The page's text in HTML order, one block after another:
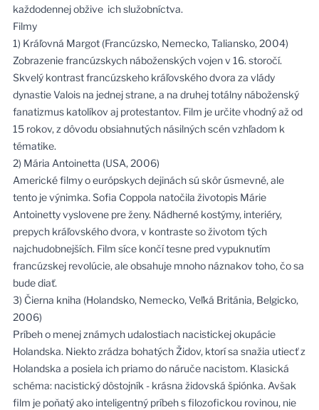
každodennej obžive ich služobníctva.
Filmy
1) Kráľovná Margot (Francúzsko, Nemecko, Taliansko, 2004)
Zobrazenie francúzskych náboženských vojen v 16. storočí.
Skvelý kontrast francúzskeho kráľovského dvora za vlády
dynastie Valois na jednej strane, a na druhej totálny náboženský
fanatizmus katolíkov aj protestantov. Film je určite vhodný až od
15 rokov, z dôvodu obsiahnutých násilných scén vzhľadom k
tématike.
2) Mária Antoinetta (USA, 2006)
Americké filmy o európskych dejinách sú skôr úsmevné, ale
tento je výnimka. Sofia Coppola natočila životopis Márie
Antoinetty vyslovene pre ženy. Nádherné kostýmy, interiéry,
prepych kráľovského dvora, v kontraste so životom tých
najchudobnejších. Film síce končí tesne pred vypuknutím
francúzskej revolúcie, ale obsahuje mnoho náznakov toho, čo sa
bude diať.
3) Čierna kniha (Holandsko, Nemecko, Veľká Británia, Belgicko,
2006)
Príbeh o menej známych udalostiach nacistickej okupácie
Holandska. Niekto zrádza bohatých Židov, ktorí sa snažia utiecť z
Holandska a posiela ich priamo do náruče nacistom. Klasická
schéma: nacistický dôstojník - krásna židovská špiónka. Avšak
film je poňatý ako inteligentný príbeh s filozofickou rovinou, nie